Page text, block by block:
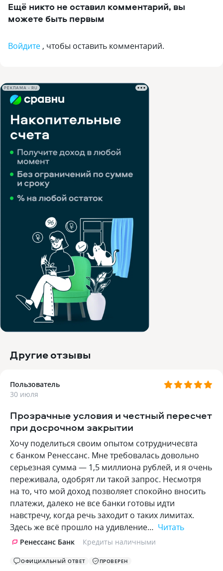
Ещё никто не оставил комментарий, вы
можете быть первым
Войдите , чтобы оставить комментарий.
РЕКЛАМА • RU
Другие отзывы
Пользователь
30 июля
Прозрачные условия и честный пересчет
при досрочном закрытии
Хочу поделиться своим опытом сотрудничесвта
с банком Ренессанс. Мне требовалась довольно
серьезная сумма — 1,5 миллиона рублей, и я очень
переживала, одобрят ли такой запрос. Несмотря
на то, что мой доход позволяет спокойно вносить
платежи, далеко не все банки готовы идти
навстречу, когда речь заходит о таких лимитах.
Здесь же всё прошло на удивление… Читать
Ренессанс Банк Кредиты наличными
ОФИЦИАЛЬНЫЙ ОТВЕТ ПРОВЕРЕН